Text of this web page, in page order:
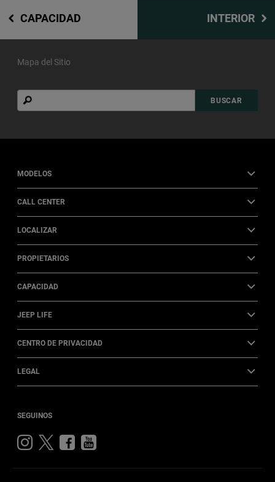
CAPACIDAD INTERIOR
Mapa del Sitio
Buscar
BUSCAR
MODELOS
CALL CENTER
LOCALIZAR
PROPIETARIOS
CAPACIDAD
JEEP LIFE
CENTRO DE PRIVACIDAD
LEGAL
SEGUINOS
Visitá
en
Visitá
en
Visitá
en
Visitá
en